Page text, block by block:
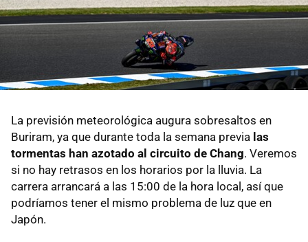
La previsión meteorológica augura sobresaltos en
Buriram, ya que durante toda la semana previa las
tormentas han azotado al circuito de Chang. Veremos
si no hay retrasos en los horarios por la lluvia. La
carrera arrancará a las 15:00 de la hora local, así que
podríamos tener el mismo problema de luz que en
Japón.